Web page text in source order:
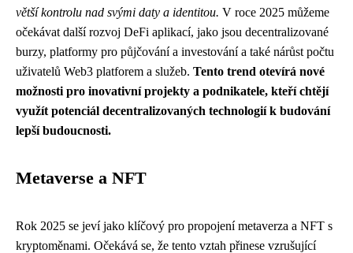
větší kontrolu nad svými daty a identitou. V roce 2025 můžeme
očekávat další rozvoj DeFi aplikací, jako jsou decentralizované
burzy, platformy pro půjčování a investování a také nárůst počtu
uživatelů Web3 platforem a služeb. Tento trend otevírá nové
možnosti pro inovativní projekty a podnikatele, kteří chtějí
využít potenciál decentralizovaných technologií k budování
lepší budoucnosti.
Metaverse a NFT
Rok 2025 se jeví jako klíčový pro propojení metaverza a NFT s
kryptoměnami. Očekává se, že tento vztah přinese vzrušující